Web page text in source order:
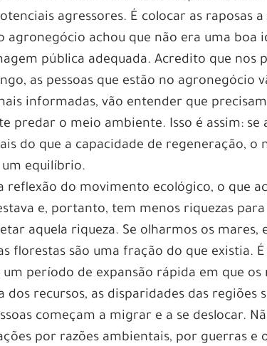
agressores. É colocar as raposas
agronegócio achou que não era uma boa
pública adequada. Acredito que nos
as pessoas que estão no agronegócio
informadas, vão entender que
predar o meio ambiente. Isso é assim: se
do que a capacidade de regeneração, o
equilíbrio.
reflexão do movimento ecológico, o que
e, portanto, tem menos riquezas
aquela riqueza. Se olharmos os mares,
florestas são uma fração do que existia.
um período de expansão rápida em que os
dos recursos, as disparidades das regiões
começam a migrar e a se deslocar.
por razões ambientais, por guerras e